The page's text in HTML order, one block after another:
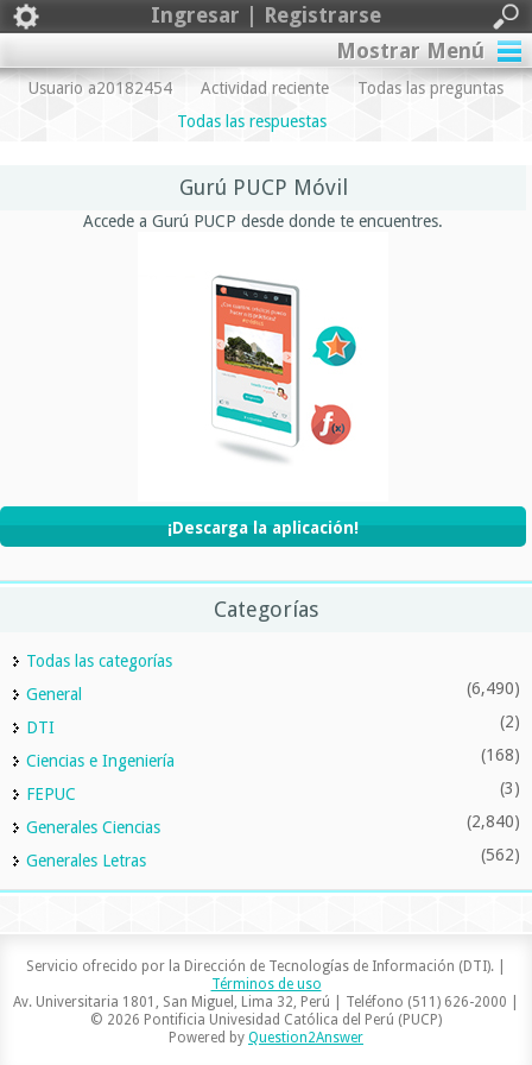
Ingresar | Registrarse
Mostrar Menú
Usuario a20182454 Actividad reciente
Todas las preguntas
Todas las respuestas
Gurú PUCP Móvil
Accede a Gurú PUCP desde donde te encuentres.
¡Descarga la aplicación!
Categorías
Todas las categorías
General
(6,490)
DTI (2)
Ciencias e Ingeniería (168)
FEPUC (3)
Generales Ciencias (2,840)
Generales Letras (562)
Servicio ofrecido por la Dirección de Tecnologías de Información (DTI). |
Términos de uso
Av. Universitaria 1801, San Miguel, Lima 32, Perú | Teléfono (511) 626-2000 |
© 2026 Pontificia Univesidad Católica del Perú (PUCP)
Powered by Question2Answer